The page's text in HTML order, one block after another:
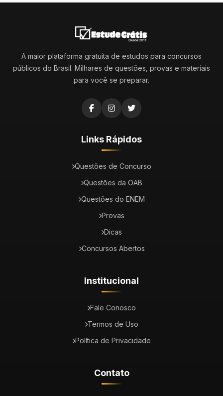
A maior plataforma gratuita de estudos para concursos
públicos do Brasil. Milhares de questões, provas e materiais
para você se preparar.
Links Rápidos
Questões de Concurso
Questões da OAB
Questões do ENEM
Provas
Dicas
Concursos Abertos
Institucional
Fale Conosco
Termos de Uso
Política de Privacidade
Contato